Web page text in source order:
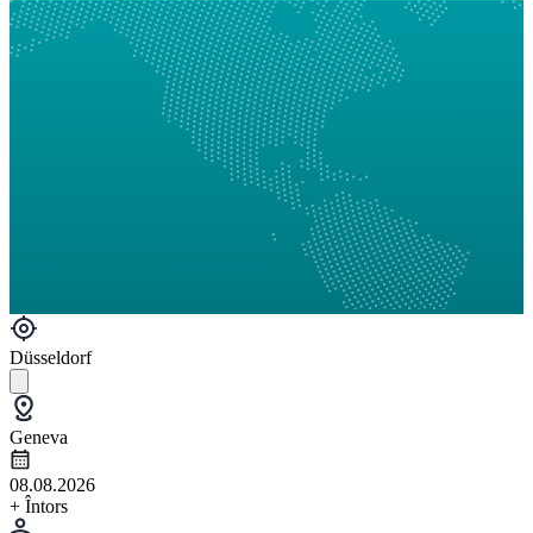
Düsseldorf
Geneva
08.08.2026
+ Întors